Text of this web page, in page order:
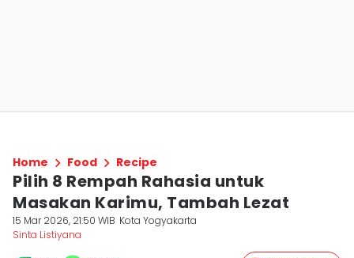
Home Food Recipe
Pilih 8 Rempah Rahasia untuk
Masakan Karimu, Tambah Lezat
15 Mar 2026, 21:50 WIB Kota Yogyakarta
Sinta Listiyana